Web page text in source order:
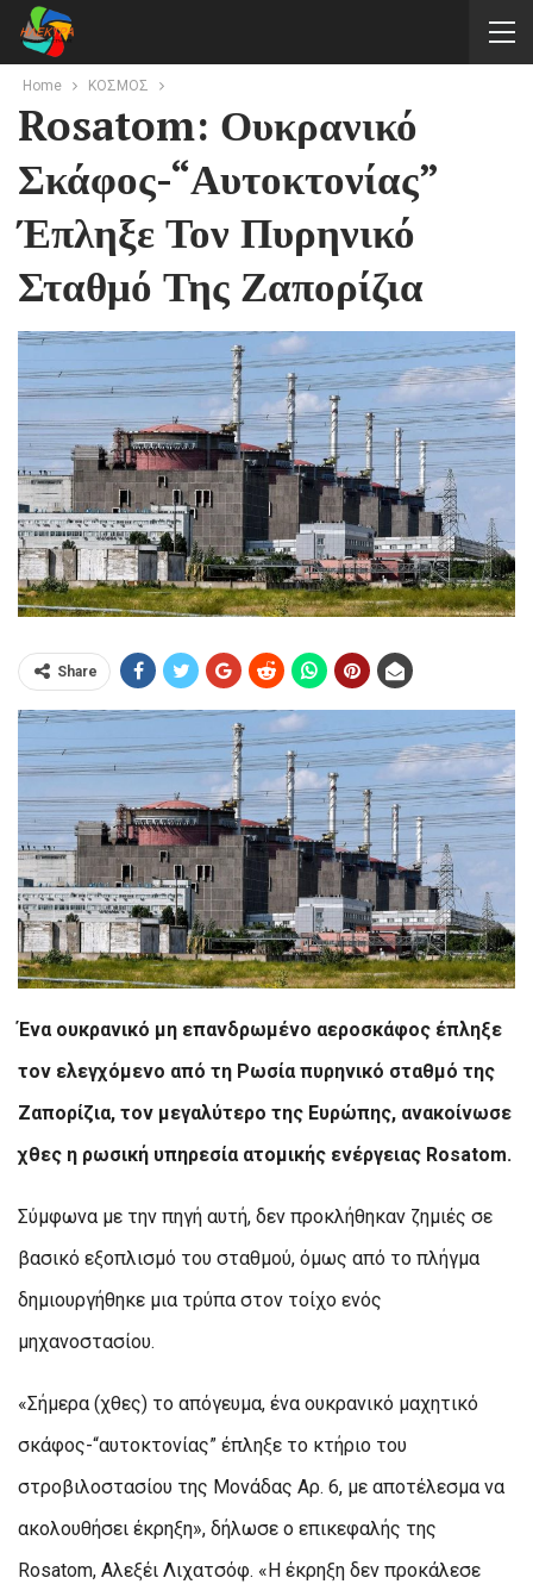
Home ΚΟΣΜΟΣ
Rosatom: Ουκρανικό
Σκάφος-“αυτοκτονίας”
Έπληξε Τον Πυρηνικό
Σταθμό Της Ζαπορίζια
Share
Ένα ουκρανικό μη επανδρωμένο αεροσκάφος έπληξε
τον ελεγχόμενο από τη Ρωσία πυρηνικό σταθμό της
Ζαπορίζια, τον μεγαλύτερο της Ευρώπης, ανακοίνωσε
χθες η ρωσική υπηρεσία ατομικής ενέργειας Rosatom.
Σύμφωνα με την πηγή αυτή, δεν προκλήθηκαν ζημιές σε
βασικό εξοπλισμό του σταθμού, όμως από το πλήγμα
δημιουργήθηκε μια τρύπα στον τοίχο ενός
μηχανοστασίου.
«Σήμερα (χθες) το απόγευμα, ένα ουκρανικό μαχητικό
σκάφος-“αυτοκτονίας” έπληξε το κτήριο του
στροβιλοστασίου της Μονάδας Αρ. 6, με αποτέλεσμα να
ακολουθήσει έκρηξη», δήλωσε ο επικεφαλής της
Rosatom, Αλεξέι Λιχατσόφ. «Η έκρηξη δεν προκάλεσε